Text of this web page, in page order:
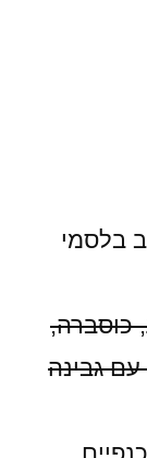
בלסמי
כוסברה,
עם גבינה